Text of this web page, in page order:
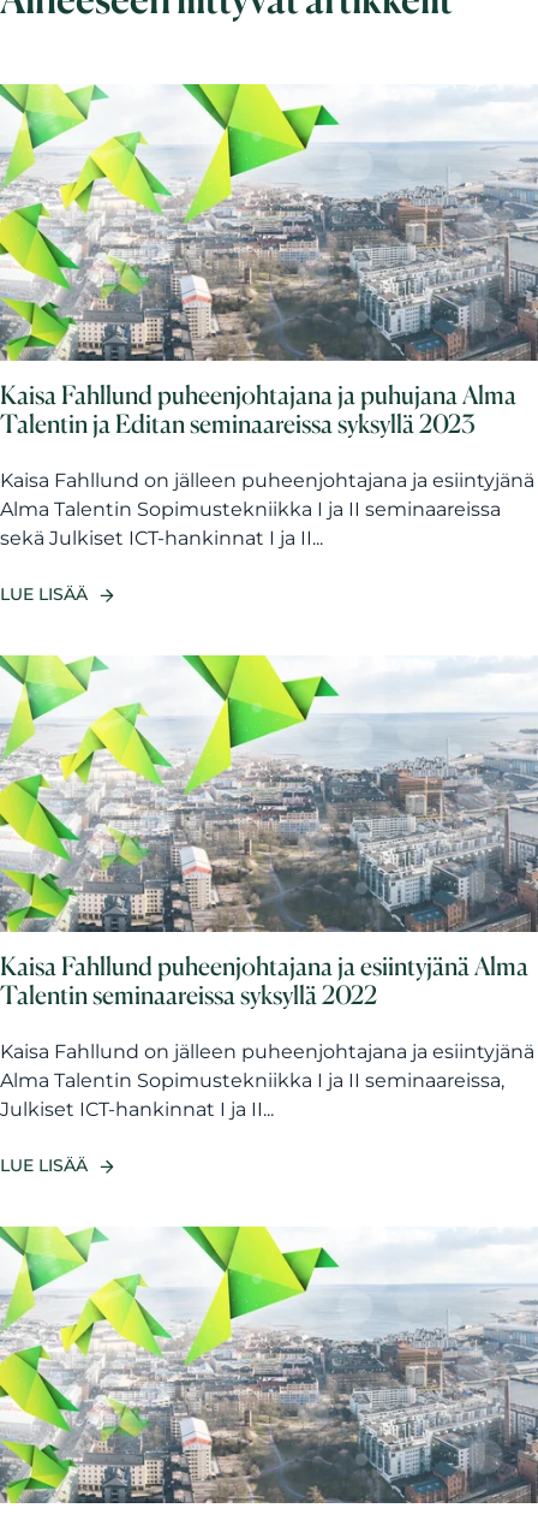
Kaisa Fahllund puheenjohtajana ja puhujana Alma
Talentin ja Editan seminaareissa syksyllä 2023
Kaisa Fahllund on jälleen puheenjohtajana ja esiintyjänä
Alma Talentin Sopimustekniikka I ja II seminaareissa
sekä Julkiset ICT-hankinnat I ja II...
LUE LISÄÄ
Kaisa Fahllund puheenjohtajana ja esiintyjänä Alma
Talentin seminaareissa syksyllä 2022
Kaisa Fahllund on jälleen puheenjohtajana ja esiintyjänä
Alma Talentin Sopimustekniikka I ja II seminaareissa,
Julkiset ICT-hankinnat I ja II...
LUE LISÄÄ